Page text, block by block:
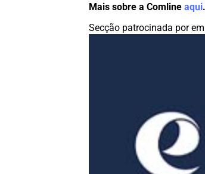
Mais sobre a Comlineaqui.
Secção patrocinada por